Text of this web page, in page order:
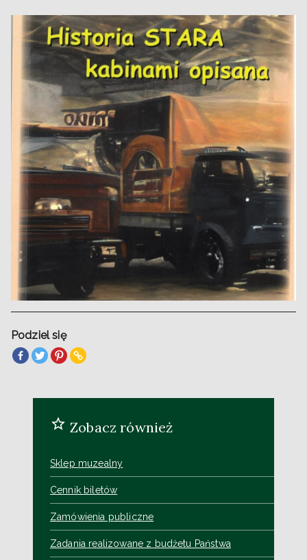
Podziel się
Zobacz również
Sklep muzealny
Cennik biletów
Zamówienia publiczne
Zadania realizowane z budżetu Państwa